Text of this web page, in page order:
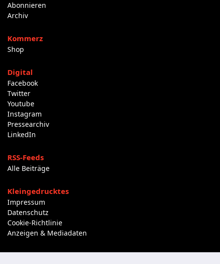
Abonnieren
Archiv
Kommerz
Shop
Digital
Facebook
Twitter
Youtube
Instagram
Pressearchiv
LinkedIn
RSS-Feeds
Alle Beiträge
Kleingedrucktes
Impressum
Datenschutz
Cookie-Richtlinie
Anzeigen & Mediadaten